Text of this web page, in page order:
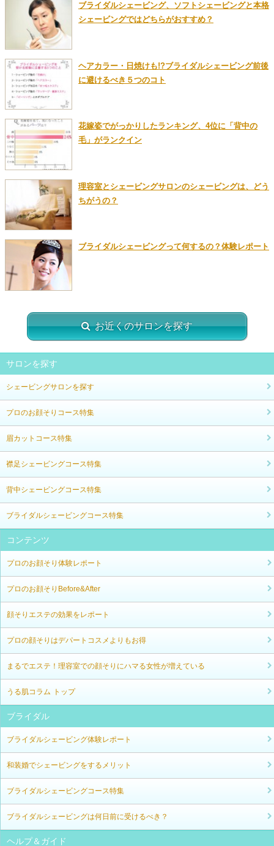
ブライダルシェービング、ソフトシェービングと本格
シェービングではどちらがおすすめ？
ヘアカラー・日焼けも!?ブライダルシェービング前後
に避けるべき５つのコト
花嫁姿でがっかりしたランキング、4位に「背中の
毛」がランクイン
理容室とシェービングサロンのシェービングは、どう
ちがうの？
ブライダルシェービングって何するの？体験レポート
お近くのサロンを探す
サロンを探す
シェービングサロンを探す
プロのお顔そりコース特集
眉カットコース特集
襟足シェービングコース特集
背中シェービングコース特集
ブライダルシェービングコース特集
コンテンツ
プロのお顔そり体験レポート
プロのお顔そりBefore&After
顔そりエステの効果をレポート
プロの顔そりはデパートコスメよりもお得
まるでエステ！理容室での顔そりにハマる女性が増えている
うる肌コラム トップ
ブライダル
ブライダルシェービング体験レポート
和装婚でシェービングをするメリット
ブライダルシェービングコース特集
ブライダルシェービングは何日前に受けるべき？
ヘルプ＆ガイド